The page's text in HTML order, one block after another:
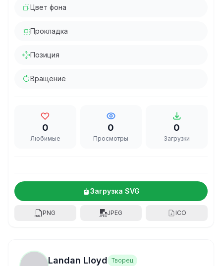
Цвет фона
Прокладка
Позиция
Вращение
0
Любимые
0
Просмотры
0
Загрузки
Загрузка SVG
PNG JPEG ICO
Landan Lloyd Творец